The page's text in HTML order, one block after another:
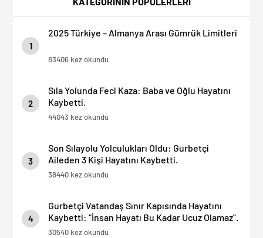
1
2025 Türkiye – Almanya Arası Gümrük Limitleri
83406 kez okundu
2
Sıla Yolunda Feci Kaza: Baba ve Oğlu Hayatını
Kaybetti.
44043 kez okundu
3
Son Sılayolu Yolculukları Oldu: Gurbetçi
Aileden 3 Kişi Hayatını Kaybetti.
38440 kez okundu
4
Gurbetçi Vatandaş Sınır Kapısında Hayatını
Kaybetti: “İnsan Hayatı Bu Kadar Ucuz Olamaz”.
30540 kez okundu